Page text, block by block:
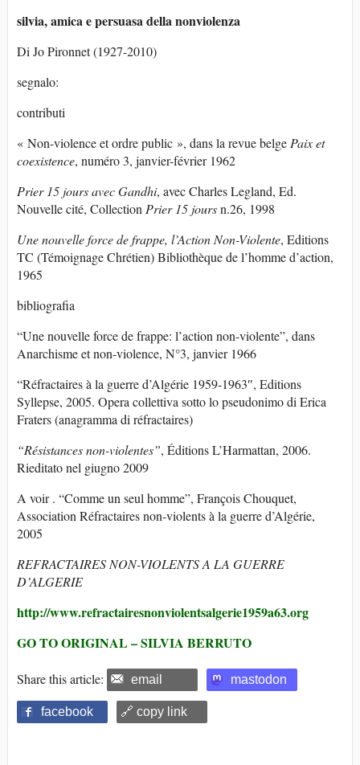
silvia, amica e persuasa della nonviolenza
Di Jo Pironnet (1927-2010)
segnalo:
contributi
« Non-violence et ordre public », dans la revue belgePaix et
coexistence, numéro 3, janvier-février 1962
Prier 15 jours avec Gandhi, avec Charles Legland, Ed.
Nouvelle cité, CollectionPrier 15 joursn.26, 1998
Une nouvelle force de frappe, l’Action Non-Violente, Editions
TC (Témoignage Chrétien) Bibliothèque de l’homme d’action,
1965
bibliografia
“Une nouvelle force de frappe: l’action non-violente”, dans
Anarchisme et non-violence, N°3, janvier 1966
“Réfractaires à la guerre d’Algérie 1959-1963″, Editions
Syllepse, 2005. Opera collettiva sotto lo pseudonimo di Erica
Fraters (anagramma di réfractaires)
“Résistances non-violentes”, Éditions L’Harmattan, 2006.
Rieditato nel giugno 2009
A voir . “Comme un seul homme”, François Chouquet,
Association Réfractaires non-violents à la guerre d’Algérie,
2005
REFRACTAIRES NON-VIOLENTS A LA GUERRE
D’ALGERIE
http://www.refractairesnonviolentsalgerie1959a63.org
GO TO ORIGINAL – SILVIA BERRUTO
Share this article: email mastodon
facebook 🔗 copy link